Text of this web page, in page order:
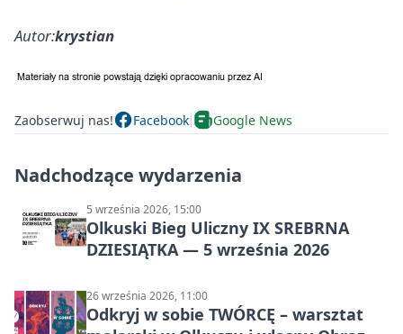
Autor:krystian
Zaobserwuj nas! Facebook Google News
Nadchodzące wydarzenia
5 września 2026, 15:00
Olkuski Bieg Uliczny IX SREBRNA
DZIESIĄTKA — 5 września 2026
26 września 2026, 11:00
Odkryj w sobie TWÓRCĘ – warsztat